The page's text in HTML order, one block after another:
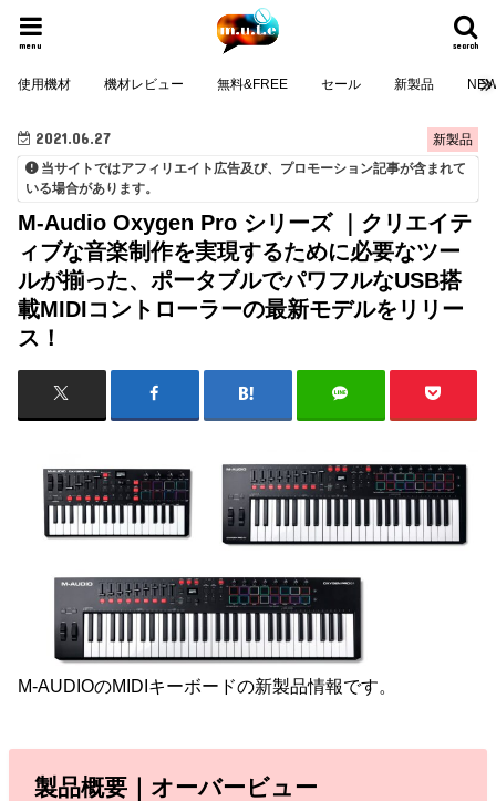
search
menu
使用機材 機材レビュー 無料&FREE セール 新製品
新製品
2021.06.27
当サイトではアフィリエイト広告及び、プロモーション記事が含まれて
いる場合があります。
M-Audio Oxygen Pro シリーズ ｜クリエイテ
ィブな音楽制作を実現するために必要なツー
ルが揃った、ポータブルでパワフルなUSB搭
載MIDIコントローラーの最新モデルをリリー
ス！
M-AUDIOのMIDIキーボードの新製品情報です。
製品概要｜オーバービュー